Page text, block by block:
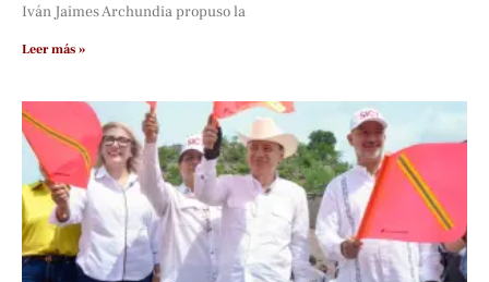
Iván Jaimes Archundia propuso la
Leer más »